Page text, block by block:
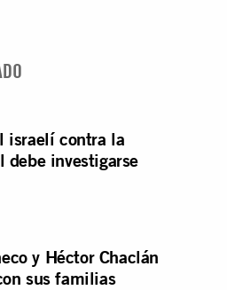
israelí contra la
investigarse
y Héctor Chaclán
sus familias